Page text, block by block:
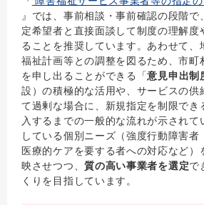
』では、事前相談・事前確認の段階
定希望者と直接面談して制度の理解度
ることを推奨しています。あわせて、
福祉計画等との調整を図るため、市町
を申し出ることができる「意見申出制
設）の積極的な活用や、サービスの供
て過剰な場合に、新規指定を制限でき
入するまでの一般的な流れが示されて
している個別ニーズ（強度行動障害者
医療的ケアを要する者への対応など）
映させつつ、質の高い事業者を選定で
くりを目指しています。